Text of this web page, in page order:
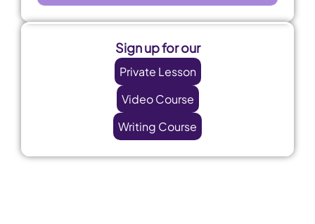
Sign up for our
Private Lesson
Video Course
Writing Course